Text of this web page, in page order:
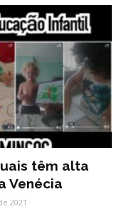
têm alta
Venécia
2021